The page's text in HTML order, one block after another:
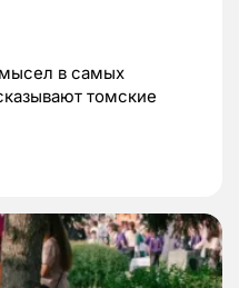
в самых
томские